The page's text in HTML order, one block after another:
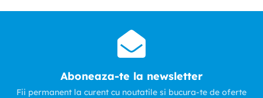
Aboneaza-te la newsletter
Fii permanent la curent cu noutatile si bucura-te de oferte